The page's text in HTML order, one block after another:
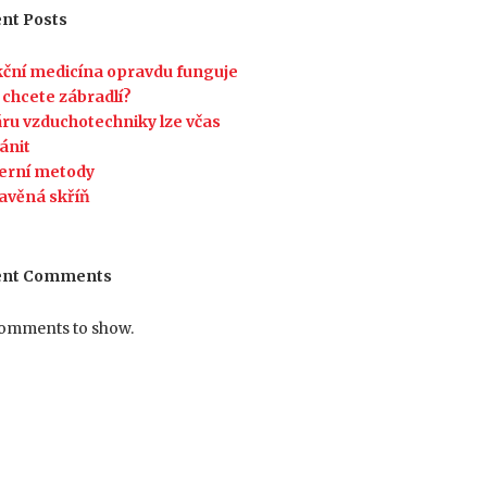
Posts
medicína opravdu funguje
chcete zábradlí?
vzduchotechniky lze včas
metody
skříň
Comments
to show.